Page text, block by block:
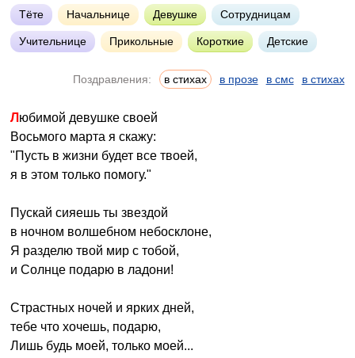
Тёте Начальнице Девушке Сотрудницам
Учительнице Прикольные Короткие Детские
Поздравления: в стихах в прозе в смс в стихах
Любимой девушке своей
Восьмого марта я скажу:
"Пусть в жизни будет все твоей,
я в этом только помогу."
Пускай сияешь ты звездой
в ночном волшебном небосклоне,
Я разделю твой мир с тобой,
и Солнце подарю в ладони!
Страстных ночей и ярких дней,
тебе что хочешь, подарю,
Лишь будь моей, только моей...